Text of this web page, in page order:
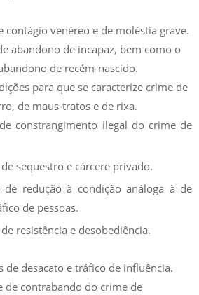
contágio venéreo e de moléstia grave.
abandono de incapaz, bem como o
de recém-nascido.
para que se caracterize crime de
de maus-tratos e de rixa.
constrangimento ilegal do crime de
sequestro e cárcere privado.
redução à condição análoga à de
de pessoas.
de resistência e desobediência.
de desacato e tráfico de influência.
de contrabando do crime de